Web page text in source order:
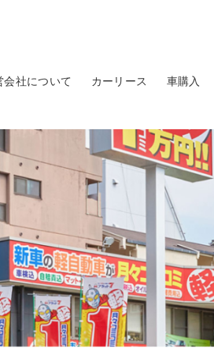
会社について カーリース 車購入